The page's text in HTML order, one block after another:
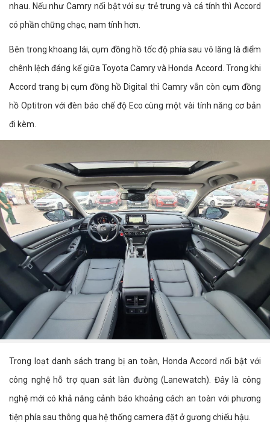
nhau. Nếu như Camry nổi bật với sự trẻ trung và cá tính thì Accord
có phần chững chạc, nam tính hơn.
Bên trong khoang lái, cụm đồng hồ tốc độ phía sau vô lăng là điểm
chênh lệch đáng kể giữa Toyota Camry và Honda Accord. Trong khi
Accord trang bị cụm đồng hồ Digital thì Camry vẫn còn cụm đồng
hồ Optitron với đèn báo chế độ Eco cùng một vài tính năng cơ bản
đi kèm.
Trong loạt danh sách trang bị an toàn, Honda Accord nổi bật với
công nghệ hỗ trợ quan sát làn đường (Lanewatch). Đây là công
nghệ mới có khả năng cảnh báo khoảng cách an toàn với phương
tiện phía sau thông qua hệ thống camera đặt ở gương chiếu hậu.